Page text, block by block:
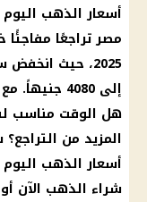
أسعار الذهب اليوم
مصر
2025، حيث انخفض
إلى 4080
هل الوقت مناسب
المزيد من
أسعار الذهب
شراء الذهب الآن